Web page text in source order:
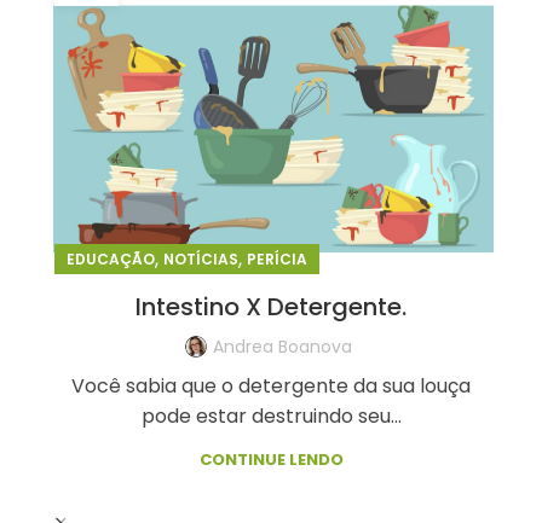
EDUCAÇÃO, NOTÍCIAS, PERÍCIA
Intestino X Detergente.
Andrea Boanova
Você sabia que o detergente da sua louça
pode estar destruindo seu...
CONTINUE LENDO